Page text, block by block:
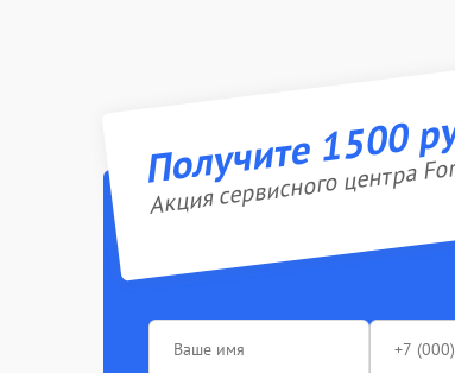
Получите 1500
Акция сервисного центра